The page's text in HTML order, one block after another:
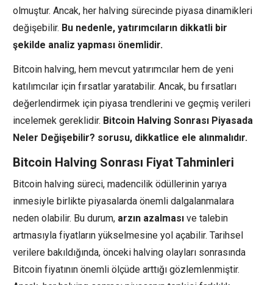
olmuştur. Ancak, her halving sürecinde piyasa dinamikleri
değişebilir. Bu nedenle, yatırımcıların dikkatli bir
şekilde analiz yapması önemlidir.
Bitcoin halving, hem mevcut yatırımcılar hem de yeni
katılımcılar için fırsatlar yaratabilir. Ancak, bu fırsatları
değerlendirmek için piyasa trendlerini ve geçmiş verileri
incelemek gereklidir. Bitcoin Halving Sonrası Piyasada
Neler Değişebilir? sorusu, dikkatlice ele alınmalıdır.
Bitcoin Halving Sonrası Fiyat Tahminleri
Bitcoin halving süreci, madencilik ödüllerinin yarıya
inmesiyle birlikte piyasalarda önemli dalgalanmalara
neden olabilir. Bu durum, arzın azalması ve talebin
artmasıyla fiyatların yükselmesine yol açabilir. Tarihsel
verilere bakıldığında, önceki halving olayları sonrasında
Bitcoin fiyatının önemli ölçüde arttığı gözlemlenmiştir.